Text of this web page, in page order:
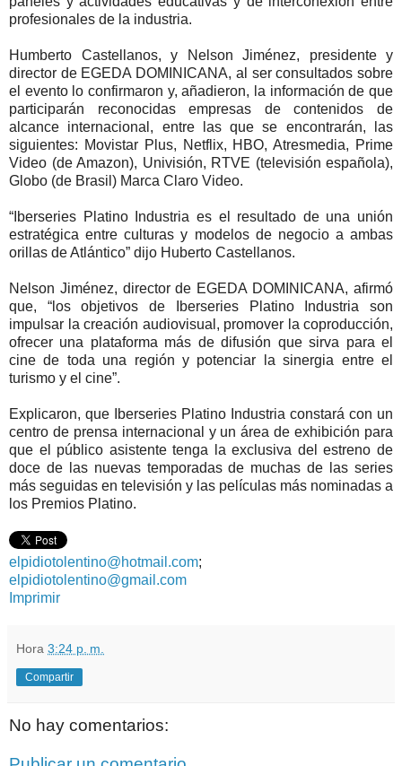
profesionales de la industria.
Humberto Castellanos, y Nelson Jiménez, presidente y
director de EGEDA DOMINICANA, al ser consultados sobre
el evento lo confirmaron y, añadieron, la información de que
participarán reconocidas empresas de contenidos de
alcance internacional, entre las que se encontrarán, las
siguientes: Movistar Plus, Netflix, HBO, Atresmedia, Prime
Video (de Amazon), Univisión, RTVE (televisión española),
Globo (de Brasil) Marca Claro Video.
“Iberseries Platino Industria es el resultado de una unión
estratégica entre culturas y modelos de negocio a ambas
orillas de Atlántico” dijo Huberto Castellanos.
Nelson Jiménez, director de EGEDA DOMINICANA, afirmó
que, “los objetivos de Iberseries Platino Industria son
impulsar la creación audiovisual, promover la coproducción,
ofrecer una plataforma más de difusión que sirva para el
cine de toda una región y potenciar la sinergia entre el
turismo y el cine”.
Explicaron, que Iberseries Platino Industria constará con un
centro de prensa internacional y un área de exhibición para
que el público asistente tenga la exclusiva del estreno de
doce de las nuevas temporadas de muchas de las series
más seguidas en televisión y las películas más nominadas a
los Premios Platino.
elpidiotolentino@hotmail.com;
elpidiotolentino@gmail.com
Imprimir
Hora 3:24 p. m.
Compartir
No hay comentarios: